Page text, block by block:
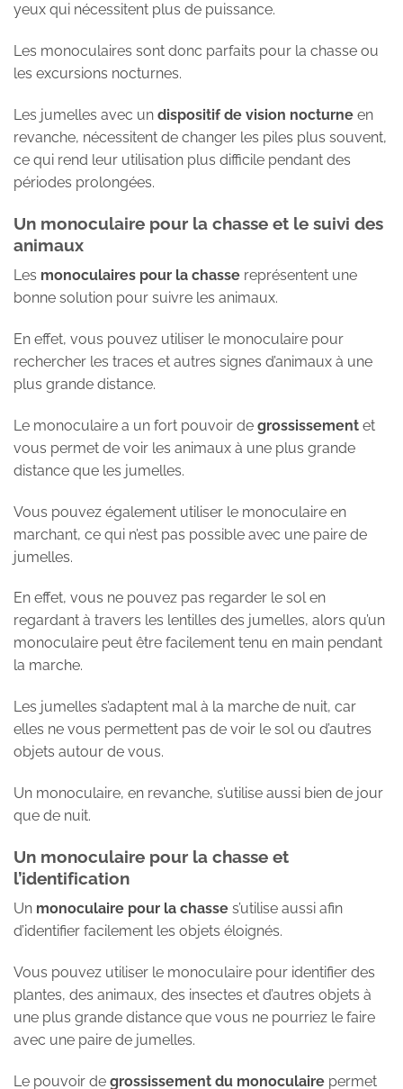
yeux qui nécessitent plus de puissance.
Les monoculaires sont donc parfaits pour la chasse ou
les excursions nocturnes.
Les jumelles avec un dispositif de vision nocturne en
revanche, nécessitent de changer les piles plus souvent,
ce qui rend leur utilisation plus difficile pendant des
périodes prolongées.
Un monoculaire pour la chasse et le suivi des
animaux
Les monoculaires pour la chasse représentent une
bonne solution pour suivre les animaux.
En effet, vous pouvez utiliser le monoculaire pour
rechercher les traces et autres signes d’animaux à une
plus grande distance.
Le monoculaire a un fort pouvoir de grossissement et
vous permet de voir les animaux à une plus grande
distance que les jumelles.
Vous pouvez également utiliser le monoculaire en
marchant, ce qui n’est pas possible avec une paire de
jumelles.
En effet, vous ne pouvez pas regarder le sol en
regardant à travers les lentilles des jumelles, alors qu’un
monoculaire peut être facilement tenu en main pendant
la marche.
Les jumelles s’adaptent mal à la marche de nuit, car
elles ne vous permettent pas de voir le sol ou d’autres
objets autour de vous.
Un monoculaire, en revanche, s’utilise aussi bien de jour
que de nuit.
Un monoculaire pour la chasse et
l’identification
Un monoculaire pour la chasse s’utilise aussi afin
d’identifier facilement les objets éloignés.
Vous pouvez utiliser le monoculaire pour identifier des
plantes, des animaux, des insectes et d’autres objets à
une plus grande distance que vous ne pourriez le faire
avec une paire de jumelles.
Le pouvoir de grossissement du monoculaire permet